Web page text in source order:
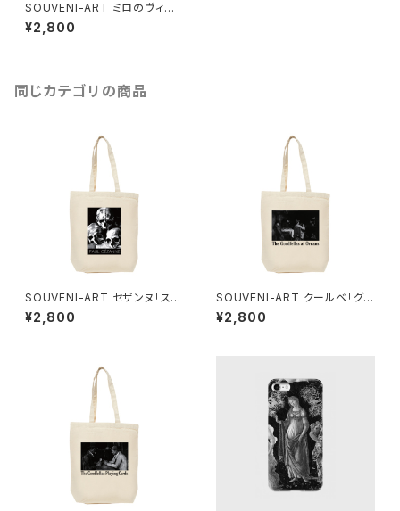
SOUVENI-ART ミロのヴィー
ナス トートバッグ
¥2,800
同じカテゴリの商品
SOUVENI-ART セザンヌ「スカ
ル」トートバッグ
¥2,800
SOUVENI-ART クールベ「グッ
ドフェローズ - オルナンの食休
み」 トートバッグ
¥2,800